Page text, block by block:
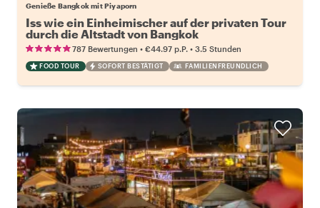
Genieße Bangkok mit Piyaporn
Iss wie ein Einheimischer auf der privaten Tour
durch die Altstadt von Bangkok
787 Bewertungen • €44.97 p.P. • 3.5 Stunden
FOOD TOUR SOFORT BESTÄTIGT FAMILIENFREUNDLICH